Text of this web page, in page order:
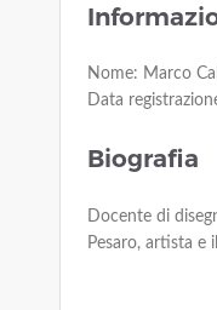
Nome: Marco
Data
Biografia
Docente di
Pesaro, artista e